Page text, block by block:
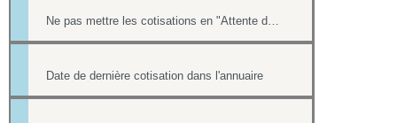
Ne pas mettre les cotisations en "Attente de paiement" ou "indéterminé" dans la liste "Cotisants à jour de cotisation""
Date de dernière cotisation dans l'annuaire